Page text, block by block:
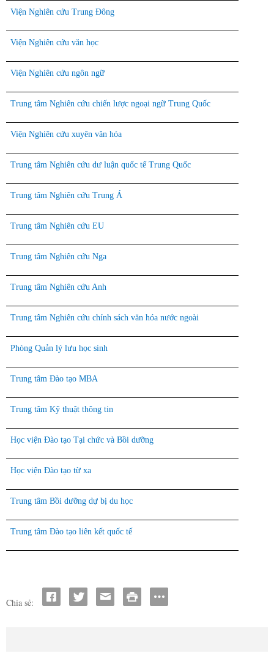
Viện Nghiên cứu Trung Đông
Viện Nghiên cứu văn học
Viện Nghiên cứu ngôn ngữ
Trung tâm Nghiên cứu chiến lược ngoại ngữ Trung Quốc
Viện Nghiên cứu xuyên văn hóa
Trung tâm Nghiên cứu dư luận quốc tế Trung Quốc
Trung tâm Nghiên cứu Trung Á
Trung tâm Nghiên cứu EU
Trung tâm Nghiên cứu Nga
Trung tâm Nghiên cứu Anh
Trung tâm Nghiên cứu chính sách văn hóa nước ngoài
Phòng Quản lý lưu học sinh
Trung tâm Đào tạo MBA
Trung tâm Kỹ thuật thông tin
Học viện Đào tạo Tại chức và Bồi dưỡng
Học viện Đào tạo từ xa
Trung tâm Bồi dưỡng dự bị du học
Trung tâm Đào tạo liên kết quốc tế
Chia sẻ: